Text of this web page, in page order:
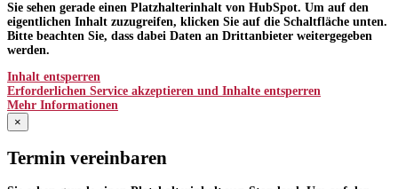
Sie sehen gerade einen Platzhalterinhalt von HubSpot. Um auf den
eigentlichen Inhalt zuzugreifen, klicken Sie auf die Schaltfläche unten.
Bitte beachten Sie, dass dabei Daten an Drittanbieter weitergegeben
werden.
Inhalt entsperren
Erforderlichen Service akzeptieren und Inhalte entsperren
Mehr Informationen
×
Termin vereinbaren